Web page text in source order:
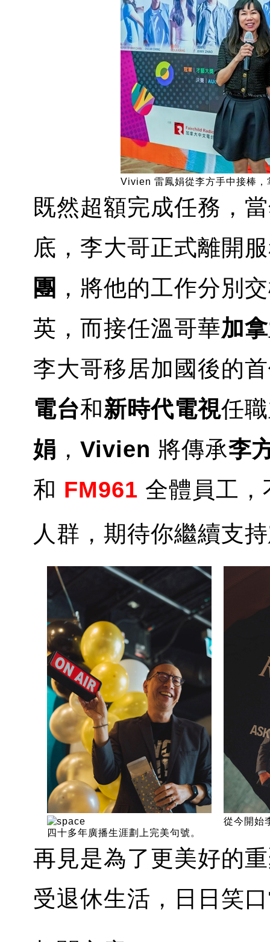
Vivien 雷鳳娟從李方手中接棒
既然超額完成任務，
底，李大哥正式離開
團 ，將他的工作分別
英，而接任溫哥華加
李大哥移居加國後的
電台和新時代電視任
娟 ， Vivien 將傳承李
和 FM961 全體員工
人群，期待你繼續支持
四十多年廣播生涯劃上完美句號。
從今開始
再見是為了更美好的
受退休生活，日日笑